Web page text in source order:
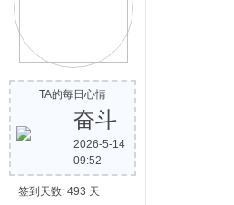
TA的每日心情
奋斗
2026-5-14
09:52
签到天数: 493 天